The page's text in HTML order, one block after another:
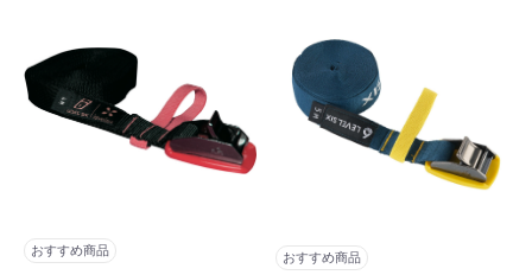
おすすめ商品 おすすめ商品